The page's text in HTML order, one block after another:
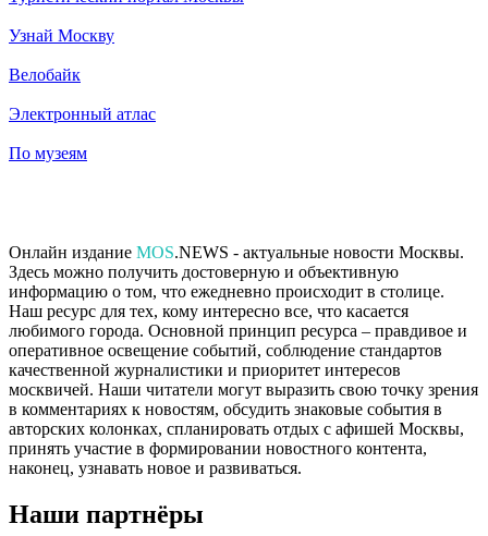
Узнай Москву
Велобайк
Электронный атлас
По музеям
Онлайн издание MOS.NEWS - актуальные новости Москвы.
Здесь можно получить достоверную и объективную
информацию о том, что ежедневно происходит в столице.
Наш ресурс для тех, кому интересно все, что касается
любимого города. Основной принцип ресурса – правдивое и
оперативное освещение событий, соблюдение стандартов
качественной журналистики и приоритет интересов
москвичей. Наши читатели могут выразить свою точку зрения
в комментариях к новостям, обсудить знаковые события в
авторских колонках, спланировать отдых с афишей Москвы,
принять участие в формировании новостного контента,
наконец, узнавать новое и развиваться.
Наши партнёры